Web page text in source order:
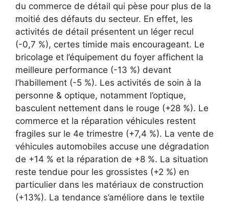
du commerce de détail qui pèse pour plus de la
moitié des défauts du secteur. En effet, les
activités de détail présentent un léger recul
(-0,7 %), certes timide mais encourageant. Le
bricolage et l’équipement du foyer affichent la
meilleure performance (-13 %) devant
l’habillement (-5 %). Les activités de soin à la
personne & optique, notamment l’optique,
basculent nettement dans le rouge (+28 %). Le
commerce et la réparation véhicules restent
fragiles sur le 4e trimestre (+7,4 %). La vente de
véhicules automobiles accuse une dégradation
de +14 % et la réparation de +8 %. La situation
reste tendue pour les grossistes (+2 %) en
particulier dans les matériaux de construction
(+13%). La tendance s’améliore dans le textile